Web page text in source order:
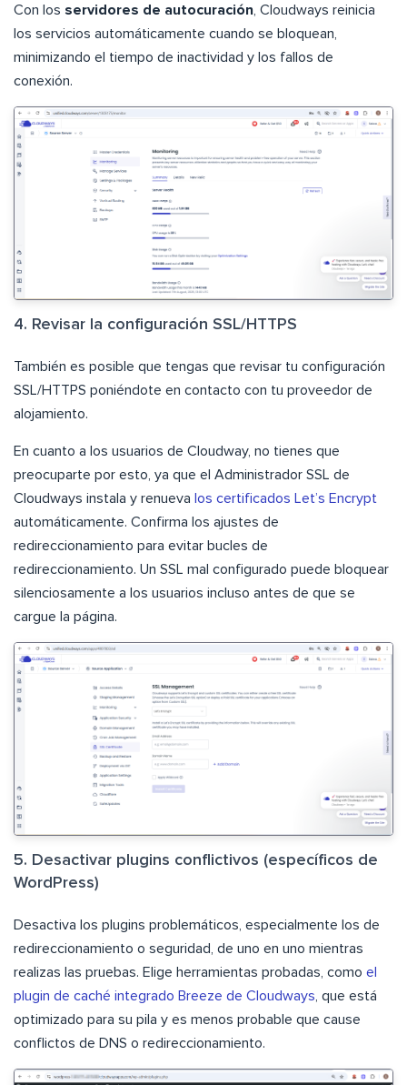
Con los servidores de autocuración , Cloudways reinicia
los servicios automáticamente cuando se bloquean,
minimizando el tiempo de inactividad y los fallos de
conexión.
4. Revisar la configuración SSL/HTTPS
También es posible que tengas que revisar tu configuración
SSL/HTTPS poniéndote en contacto con tu proveedor de
alojamiento.
En cuanto a los usuarios de Cloudway, no tienes que
preocuparte por esto, ya que el Administrador SSL de
Cloudways instala y renueva los certificados Let’s Encrypt
automáticamente. Confirma los ajustes de
redireccionamiento para evitar bucles de
redireccionamiento. Un SSL mal configurado puede bloquear
silenciosamente a los usuarios incluso antes de que se
cargue la página.
5. Desactivar plugins conflictivos (específicos de
WordPress)
Desactiva los plugins problemáticos, especialmente los de
redireccionamiento o seguridad, de uno en uno mientras
realizas las pruebas. Elige herramientas probadas, como el
plugin de caché integrado Breeze de Cloudways , que está
optimizado para su pila y es menos probable que cause
conflictos de DNS o redireccionamiento.